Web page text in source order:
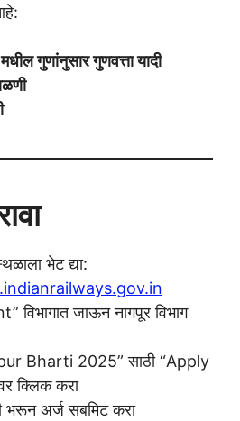
गुणांनुसार गुणवत्ता यादी
भेट द्या:
विभागात जाऊन नागपूर विभाग
Bharti 2025” साठी “Apply
क्लिक करा
भरून अर्ज सबमिट करा